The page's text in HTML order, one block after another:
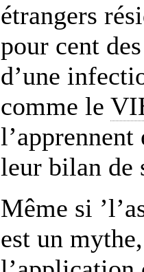
étrangers
pour cent
d’une
comme le
leur bilan de
Même si
est un